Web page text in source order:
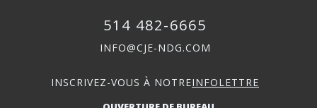
514 482-6665
INFO@CJE-NDG.COM
INSCRIVEZ-VOUS À NOTREINFOLETTRE